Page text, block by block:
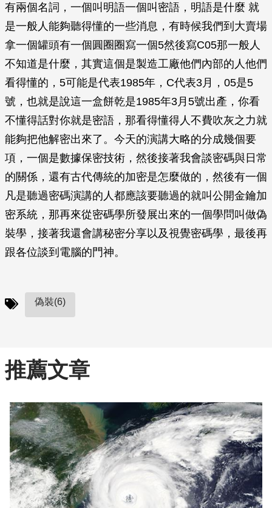
有兩個名詞，一個叫明語一個叫密語，明語是什麼 就
是一般人能夠聽得懂的一些消息，有時候我們到大賣場
拿一個罐頭有一個圓圈圈寫一個5然後寫C05那一般人
不知道是什麼，其實這個是製造工廠他們內部的人他們
看得懂的，5可能是代表1985年，C代表3月，05是5
號，也就是說這一盒餅乾是1985年3月5號出產，你看
不懂得話對你就是密語，那看得懂得人不費吹灰之力就
能夠把他解密出來了。今天的演講大略的分成幾個要
項，一個是數據保密技術，然後接著我會談密碼與日常
的關係，還有古代傳統的加密是怎麼做的，然後有一個
凡是聽過密碼演講的人都應該要聽過的就叫公開金鑰加
密系統，那再來從密碼學所發展出來的一個學問叫做偽
裝學，接著我還會講秘密分享以及視覺密碼學，最後再
跟各位談到電腦的門神。
偽裝(6)
推薦文章